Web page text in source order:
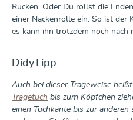
Rücken. Oder Du rollst die
einer Nackenrolle ein. So ist der
es kann ihn trotzdem noch nach
DidyTipp
Auch bei dieser Trageweise
Tragetuch bis zum Köpfchen
einen Tuchkante bis zur